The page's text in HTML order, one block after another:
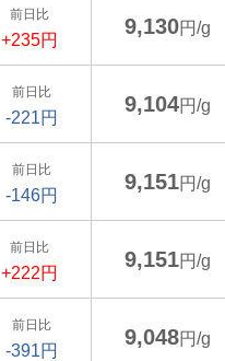
前日比
+235円
9,130円/g
前日比
-221円
9,104円/g
前日比
-146円
9,151円/g
前日比
+222円
9,151円/g
前日比
-391円
9,048円/g